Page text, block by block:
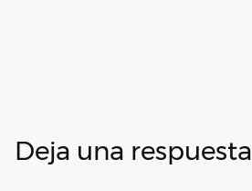
Deja una respuesta